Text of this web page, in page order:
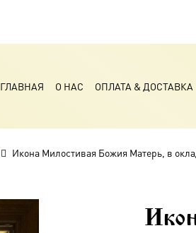
ГЛАВНАЯ О НАС ОПЛАТА & ДОСТАВКА
Икона Милостивая Божия Матерь, в